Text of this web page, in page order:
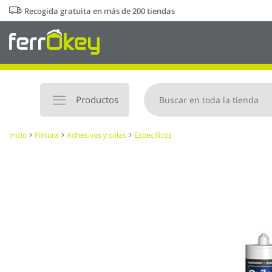
Ir
al
contenido
Recogida gratuita en más de 200 tiendas
Productos
Inicio Pintura Adhesivos y colas Específicos